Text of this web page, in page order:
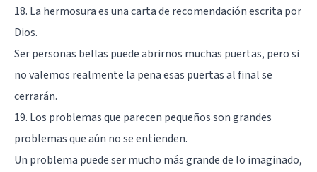
18. La hermosura es una carta de recomendación escrita por
Dios.
Ser personas bellas puede abrirnos muchas puertas, pero si
no valemos realmente la pena esas puertas al final se
cerrarán.
19. Los problemas que parecen pequeños son grandes
problemas que aún no se entienden.
Un problema puede ser mucho más grande de lo imaginado,